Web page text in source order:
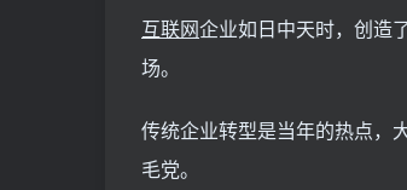
互联网企业如日中天时，创造
场。
传统企业转型是当年的热点，
毛党。